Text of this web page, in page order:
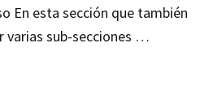
En esta sección que también
varias sub-secciones …